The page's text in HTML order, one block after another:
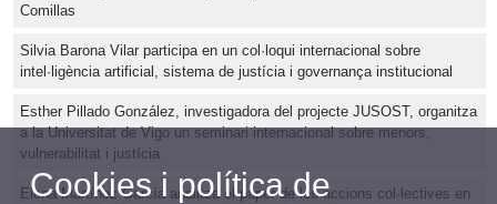
Comillas
Silvia Barona Vilar participa en un col·loqui internacional sobre
intel·ligència artificial, sistema de justícia i governança institucional
Esther Pillado González, investigadora del projecte JUSOST, organitza
a la Universitat de Vigo un seminari internacional sobre menors,
vulnerabilitat i justícia
Elena Martínez García analitza el paper de les accions col·lectives en
Cookies i política de